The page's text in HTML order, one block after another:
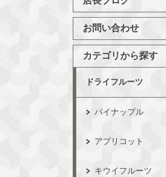
お問い合わせ
カテゴリから探す
ドライフルーツ
パイナップル
アプリコット
キウイフルーツ